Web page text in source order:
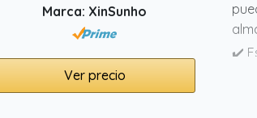
Marca: XinSunho
Ver precio
✔️